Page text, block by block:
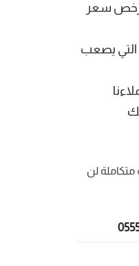
سعر
التي يصعب
لن